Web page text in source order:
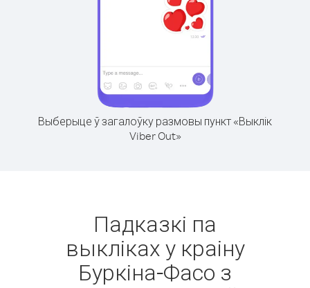
Выберыце ў загалоўку размовы пункт «Выклік
Viber Out»
Падказкі па
выкліках у краіну
Буркіна-Фасо з